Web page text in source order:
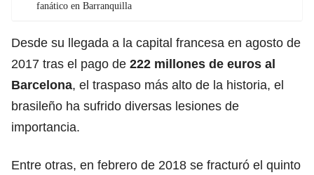
fanático en Barranquilla
Desde su llegada a la capital francesa en agosto de
2017 tras el pago de 222 millones de euros al
Barcelona, el traspaso más alto de la historia, el
brasileño ha sufrido diversas lesiones de
importancia.
Entre otras, en febrero de 2018 se fracturó el quinto